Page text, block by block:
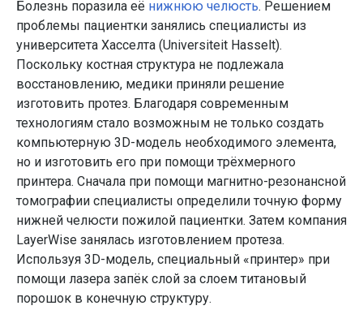
Болезнь поразила её нижнюю челюсть. Решением
проблемы пациентки занялись специалисты из
университета Хасселта (Universiteit Hasselt).
Поскольку костная структура не подлежала
восстановлению, медики приняли решение
изготовить протез. Благодаря современным
технологиям стало возможным не только создать
компьютерную 3D-модель необходимого элемента,
но и изготовить его при помощи трёхмерного
принтера. Сначала при помощи магнитно-резонансной
томографии специалисты определили точную форму
нижней челюсти пожилой пациентки. Затем компания
LayerWise занялась изготовлением протеза.
Используя 3D-модель, специальный «принтер» при
помощи лазера запёк слой за слоем титановый
порошок в конечную структуру.